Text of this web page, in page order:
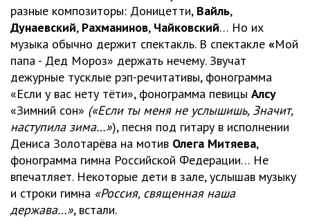
разные композиторы: Доницетти, Вайль,
Дунаевский, Рахманинов, Чайковский… Но их
музыка обычно держит спектакль. В спектакле «Мой
папа - Дед Мороз» держать нечему. Звучат
дежурные тусклые рэп-речитативы, фонограмма
«Если у вас нету тёти», фонограмма певицы Алсу
«Зимний сон» («Если ты меня не услышишь, Значит,
наступила зима…»), песня под гитару в исполнении
Дениса Золотарёва на мотив Олега Митяева,
фонограмма гимна Российской Федерации… Не
впечатляет. Некоторые дети в зале, услышав музыку
и строки гимна «Россия, священная наша
держава…», встали.